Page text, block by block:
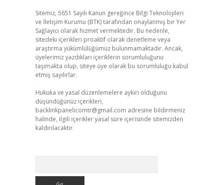
Sitemiz, 5651 Sayılı Kanun gereğince Bilgi Teknolojileri
ve İletişim Kurumu (BTK) tarafından onaylanmış bir Yer
Sağlayıcı olarak hizmet vermektedir. Bu nedenle,
sitedeki içerikleri proaktif olarak denetleme veya
araştırma yükümlülüğümüz bulunmamaktadır. Ancak,
üyelerimiz yazdıkları içeriklerin sorumluluğunu
taşımakta olup, siteye üye olarak bu sorumluluğu kabul
etmiş sayılırlar.
Hukuka ve yasal düzenlemelere aykırı olduğunu
düşündüğünüz içerikleri,
backlinkpanelicomtr@gmail.com adresine bildirmeniz
halinde, ilgili içerikler yasal süre içerisinde sitemizden
kaldırılacaktır.